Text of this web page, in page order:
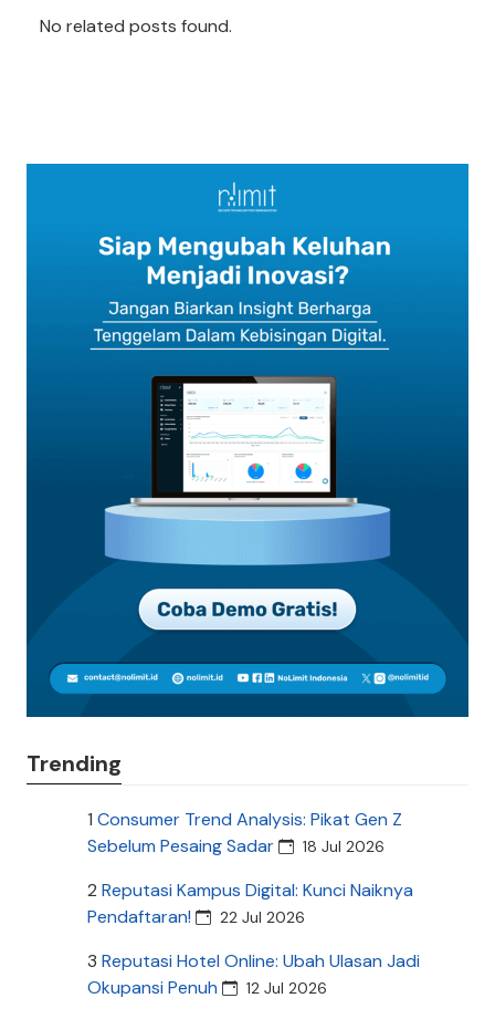
No related posts found.
Trending
1 Consumer Trend Analysis: Pikat Gen Z
Sebelum Pesaing Sadar
18 Jul 2026
2 Reputasi Kampus Digital: Kunci Naiknya
Pendaftaran!
22 Jul 2026
3 Reputasi Hotel Online: Ubah Ulasan Jadi
Okupansi Penuh
12 Jul 2026